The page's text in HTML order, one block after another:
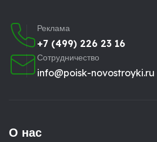
Реклама
+7 (499) 226 23 16
Сотрудничество
info@poisk-novostroyki.ru
О нас